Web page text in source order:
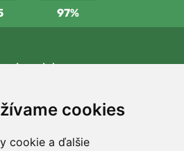
cookies
cookie a ďalšie
97%
a bezplatne
objednávkach nad 75 EUR
a vrátenie tovaru
kedykoľvek vrátiť alebo vymeniť do 90